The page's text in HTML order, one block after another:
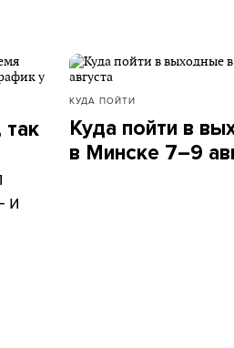
и
КУДА ПОЙТИ
Куда пойти в
в Минске 7–9